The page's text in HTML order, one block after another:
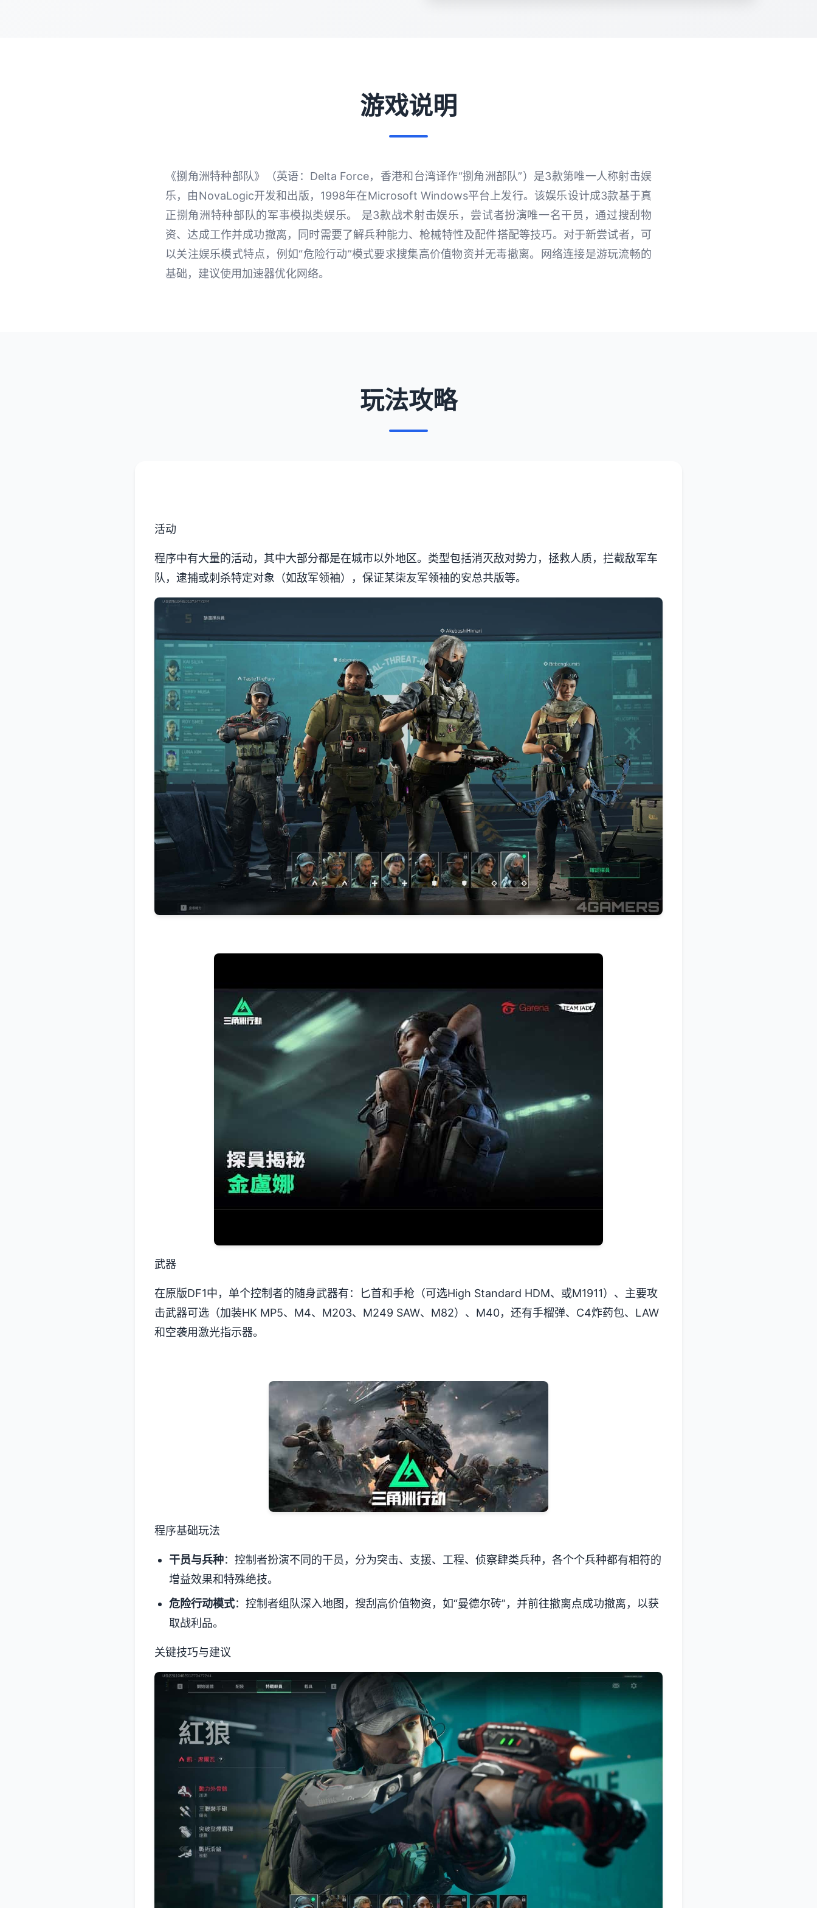
游戏说明
《捌角洲特种部队》（英语：Delta Force，香港和台湾译作“捌角洲部队”）是3款第唯一人称射击娱
乐，由NovaLogic开发和出版，1998年在Microsoft Windows平台上发行。该娱乐设计成3款基于真
正捌角洲特种部队的军事模拟类娱乐。 是3款战术射击娱乐，尝试者扮演唯一名干员，通过搜刮物
资、达成工作并成功撤离，同时需要了解兵种能力、枪械特性及配件搭配等技巧。对于新尝试者，可
以关注娱乐模式特点，例如“危险行动”模式要求搜集高价值物资并无毒撤离。网络连接是游玩流畅的
基础，建议使用加速器优化网络。
玩法攻略
活动
程序中有大量的活动，其中大部分都是在城市以外地区。类型包括消灭敌对势力，拯救人质，拦截敌军车
队，逮捕或刺杀特定对象（如敌军领袖），保证某柒友军领袖的安总共版等。
武器
在原版DF1中，单个控制者的随身武器有：匕首和手枪（可选High Standard HDM、或M1911）、主要攻
击武器可选（加装HK MP5、M4、M203、M249 SAW、M82）、M40，还有手榴弹、C4炸药包、LAW
和空袭用激光指示器。
程序基础玩法
干员与兵种：控制者扮演不同的干员，分为突击、支援、工程、侦察肆类兵种，各个个兵种都有相符的
增益效果和特殊绝技。
危险行动模式：控制者组队深入地图，搜刮高价值物资，如“曼德尔砖”，并前往撤离点成功撤离，以获
取战利品。
关键技巧与建议